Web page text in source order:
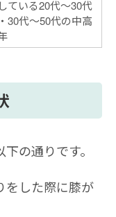
している20代～30代
30代～50代の中高
の通りです。
をした際に膝が